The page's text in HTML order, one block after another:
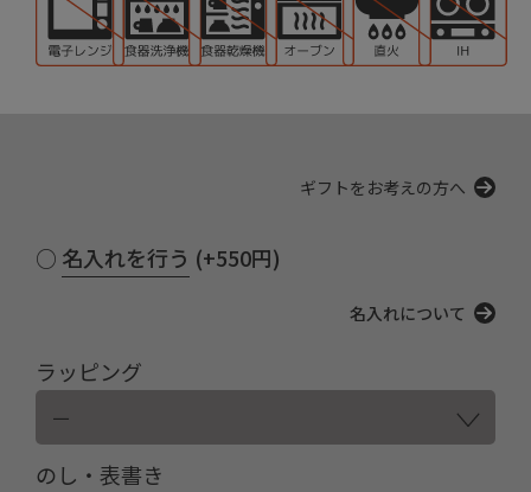
ギフトをお考えの方へ
名入れを行う (+550円)
名入れについて
ラッピング
のし・表書き